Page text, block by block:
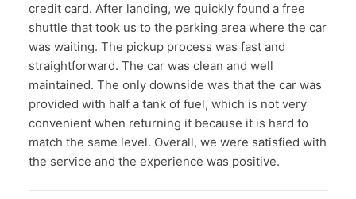
credit card. After landing, we quickly found a free
shuttle that took us to the parking area where the car
was waiting. The pickup process was fast and
straightforward. The car was clean and well
maintained. The only downside was that the car was
provided with half a tank of fuel, which is not very
convenient when returning it because it is hard to
match the same level. Overall, we were satisfied with
the service and the experience was positive.